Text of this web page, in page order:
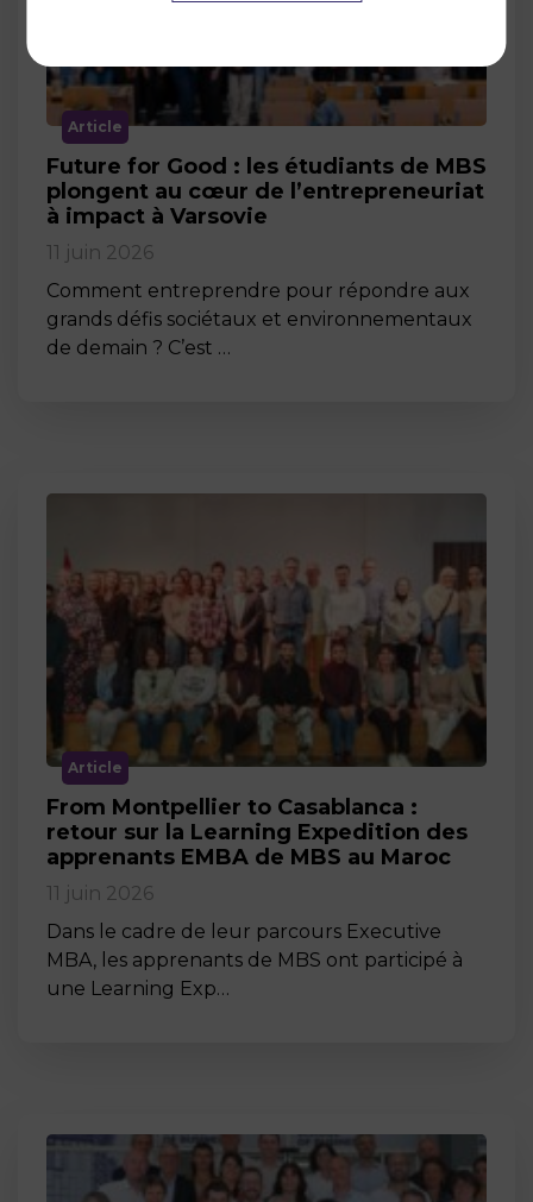
Article
Future for Good : les étudiants de MBS
plongent au cœur de l’entrepreneuriat
à impact à Varsovie
11 juin 2026
Comment entreprendre pour répondre aux
grands défis sociétaux et environnementaux
de demain ? C’est …
Article
From Montpellier to Casablanca :
retour sur la Learning Expedition des
apprenants EMBA de MBS au Maroc
11 juin 2026
Dans le cadre de leur parcours Executive
MBA, les apprenants de MBS ont participé à
une Learning Exp…